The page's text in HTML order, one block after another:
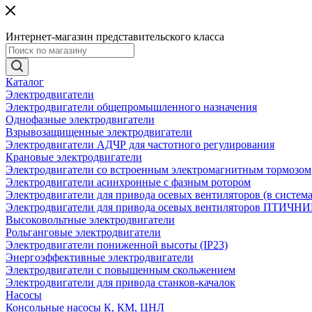
Интернет-магазин представительского класса
Каталог
Электродвигатели
Электродвигатели общепромышленного назначения
Однофазные электродвигатели
Взрывозащищенные электродвигатели
Электродвигатели АДЧР для частотного регулирования
Крановые электродвигатели
Электродвигатели со встроенным электромагнитным тормозом
Электродвигатели асинхронные с фазным ротором
Электродвигатели для привода осевых вентиляторов (в
Электродвигатели для привода осевых вентиляторов
Высоковольтные электродвигатели
Рольганговые электродвигатели
Электродвигатели пониженной высоты (IP23)
Энергоэффективные электродвигатели
Электродвигатели с повышенным скольжением
Электродвигатели для привода станков-качалок
Насосы
Консольные насосы К, КМ, ЦНЛ